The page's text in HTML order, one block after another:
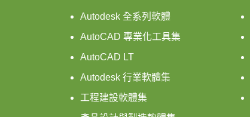
Autodesk 全系列軟體
AutoCAD 專業化工具集
AutoCAD LT
Autodesk 行業軟體集
工程建設軟體集